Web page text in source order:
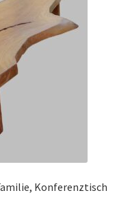
Konferenztisch